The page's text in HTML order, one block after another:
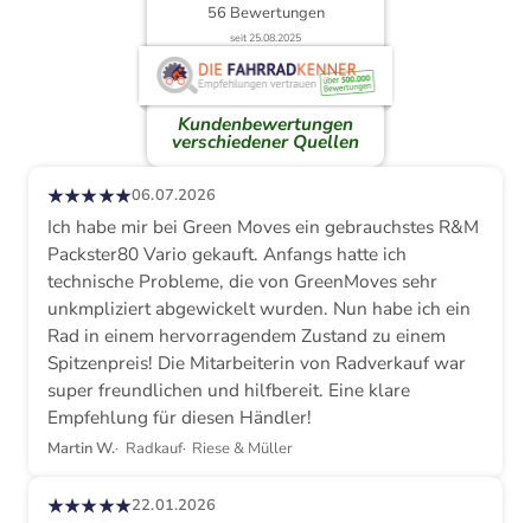
56 Bewertungen
seit 25.08.2025
Kundenbewertungen
verschiedener Quellen
★★★★★06.07.2026
Ich habe mir bei Green Moves ein gebrauchstes R&M
Packster80 Vario gekauft. Anfangs hatte ich
technische Probleme, die von GreenMoves sehr
unkmpliziert abgewickelt wurden. Nun habe ich ein
Rad in einem hervorragendem Zustand zu einem
Spitzenpreis! Die Mitarbeiterin von Radverkauf war
super freundlichen und hilfbereit. Eine klare
Empfehlung für diesen Händler!
Martin W. Radkauf Riese & Müller
★★★★★22.01.2026